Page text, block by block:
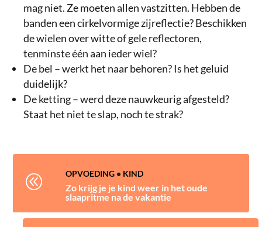
mag niet. Ze moeten allen vastzitten. Hebben de
banden een cirkelvormige zijreflectie? Beschikken
de wielen over witte of gele reflectoren,
tenminste één aan ieder wiel?
De bel – werkt het naar behoren? Is het geluid
duidelijk?
De ketting – werd deze nauwkeurig afgesteld?
Staat het niet te slap, noch te strak?
@ OPVOEDING • KIND
Zo krijg je je kind weer in het oude
slaapritme na de vakantie